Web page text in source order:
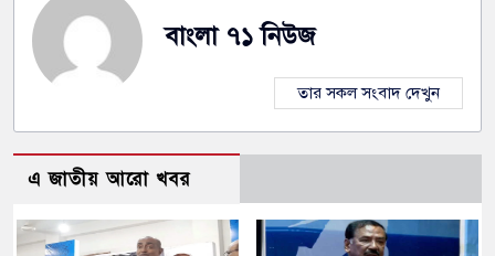
বাংলা ৭১ নিউজ
তার সকল সংবাদ দেখুন
এ জাতীয় আরো খবর